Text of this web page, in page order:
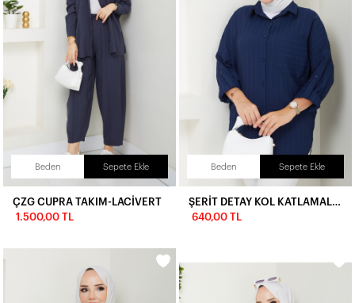
Beden Sepete Ekle
ÇZG CUPRA TAKIM-LACİVERT
1.500,00 TL
Beden Sepete Ekle
640,00 TL